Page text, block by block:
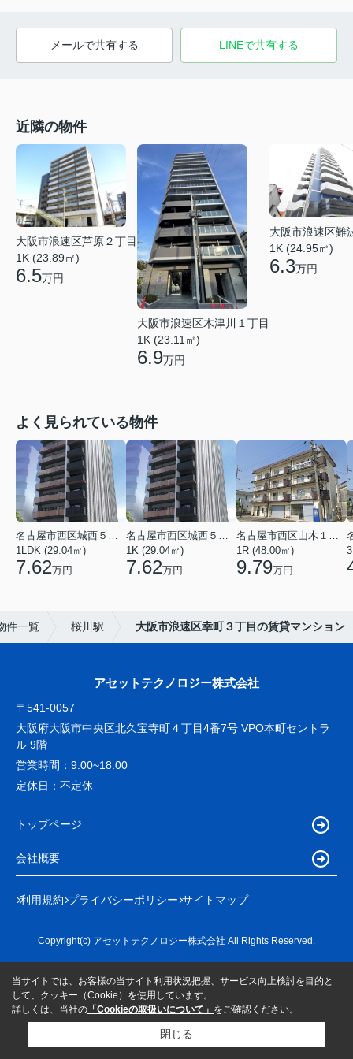
メールで共有する LINEで共有する
近隣の物件
大阪市浪速区芦原２丁目
1K (23.89㎡)
6.5万円
大阪市浪速区木津川１丁目
1K (23.11㎡)
6.9万円
大阪市浪速区難
1K (24.95㎡)
6.3万円
よく見られている物件
1LDK (29.04㎡)
7.62万円
1K (29.04㎡)
7.62万円
1R (48.00㎡)
9.79万円
件一覧 桜川駅 大阪市浪速区幸町３丁目の賃貸マンション
アセットテクノロジー株式会社
〒541-0057
大阪府大阪市中央区北久宝寺町４丁目4番7号 VPO本町セントラ
ル 9階
営業時間： 9:00~18:00
定休日： 不定休
トップページ
会社概要
利用規約 プライバシーポリシー サイトマップ
Copyright(c) アセットテクノロジー株式会社 All Rights Reserved.
当サイトでは、お客様の当サイト利用状況把握、サービス向上検討を目的と
して、クッキー（Cookie）を使用しています。
詳しくは、当社の 「Cookieの取扱いについて」 をご確認ください。
閉じる